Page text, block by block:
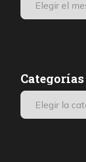
Categorías